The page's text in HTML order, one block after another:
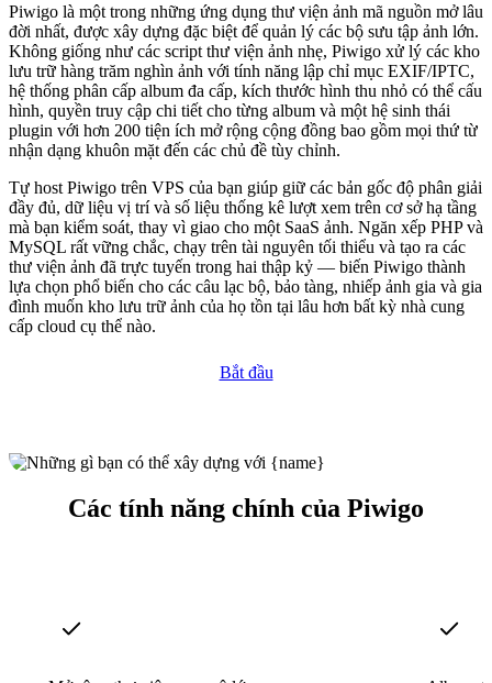
Piwigo là một trong những ứng dụng thư viện ảnh mã nguồn mở lâu
đời nhất, được xây dựng đặc biệt để quản lý các bộ sưu tập ảnh lớn.
Không giống như các script thư viện ảnh nhẹ, Piwigo xử lý các kho
lưu trữ hàng trăm nghìn ảnh với tính năng lập chỉ mục EXIF/IPTC,
hệ thống phân cấp album đa cấp, kích thước hình thu nhỏ có thể cấu
hình, quyền truy cập chi tiết cho từng album và một hệ sinh thái
plugin với hơn 200 tiện ích mở rộng cộng đồng bao gồm mọi thứ từ
nhận dạng khuôn mặt đến các chủ đề tùy chỉnh.
Tự host Piwigo trên VPS của bạn giúp giữ các bản gốc độ phân giải
đầy đủ, dữ liệu vị trí và số liệu thống kê lượt xem trên cơ sở hạ tầng
mà bạn kiểm soát, thay vì giao cho một SaaS ảnh. Ngăn xếp PHP và
MySQL rất vững chắc, chạy trên tài nguyên tối thiểu và tạo ra các
thư viện ảnh đã trực tuyến trong hai thập kỷ — biến Piwigo thành
lựa chọn phổ biến cho các câu lạc bộ, bảo tàng, nhiếp ảnh gia và gia
đình muốn kho lưu trữ ảnh của họ tồn tại lâu hơn bất kỳ nhà cung
cấp cloud cụ thể nào.
Bắt đầu
Các tính năng chính của Piwigo